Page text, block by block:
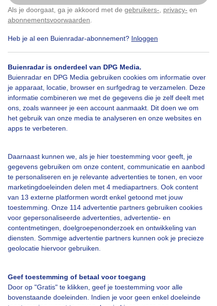
Als je doorgaat, ga je akkoord met de gebruikers- privacy- en
abonnementsvoorwaarden
Heb je al een Buienradar-abonnement? Inloggen
Buienradar is onderdeel van DPG Media.
Buienradar en DPG Media gebruiken cookies om informatie over
je apparaat, locatie, browser en surfgedrag te verzamelen. Deze
informatie combineren we met de gegevens die je zelf deelt met
ons, zoals wanneer je een account aanmaakt. Dit doen we om
het gebruik van onze media te analyseren en onze websites en
apps te verbeteren.
Daarnaast kunnen we, als je hier toestemming voor geeft, je
gegevens gebruiken om onze content, communicatie en aanbod
te personaliseren en je relevante advertenties te tonen, en voor
marketingdoeleinden delen met 4 mediapartners. Ook content
van 13 externe platformen wordt enkel getoond met jouw
toestemming. Onze 114 advertentie partners gebruiken cookies
voor gepersonaliseerde advertenties, advertentie- en
contentmetingen, doelgroepenonderzoek en ontwikkeling van
diensten. Sommige advertentie partners kunnen ook je precieze
geolocatie hiervoor gebruiken.
Geef toestemming of betaal voor toegang
Door op "Gratis" te klikken, geef je toestemming voor alle
bovenstaande doeleinden. Indien je voor geen enkel doeleinde
Van mist naar bewolking en zon rond 10 uur in het
vliegtuig vanaf Schiphol richting Rome.
Door: Erica van Leeuwen-de Bruijn
Zon Wolken
Bekijk slideshow
Een moment geduld aub...
Bedrijfsgegevens
Klik hierom dit aan te passen